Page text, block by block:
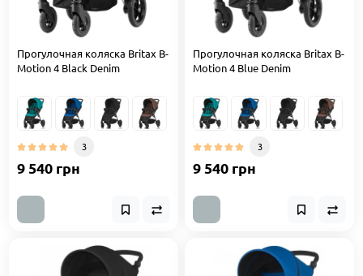
Прогулочная коляска Britax B-
Motion 4 Black Denim
3
9 540 грн
Прогулочная коляска Britax B-
Motion 4 Blue Denim
3
9 540 грн